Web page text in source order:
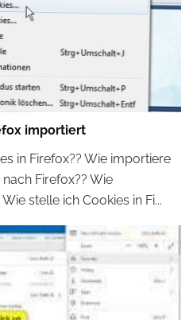
importiert
in Firefox?? Wie importiere
Firefox?? Wie
stelle ich Cookies in Fi...